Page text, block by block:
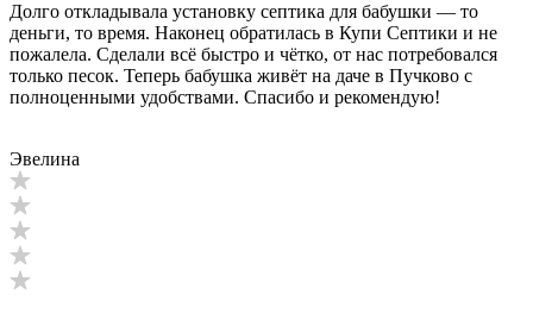
Долго откладывала установку септика для бабушки — то
деньги, то время. Наконец обратилась в Купи Септики и не
пожалела. Сделали всё быстро и чётко, от нас потребовался
только песок. Теперь бабушка живёт на даче в Пучково с
полноценными удобствами. Спасибо и рекомендую!
Эвелина